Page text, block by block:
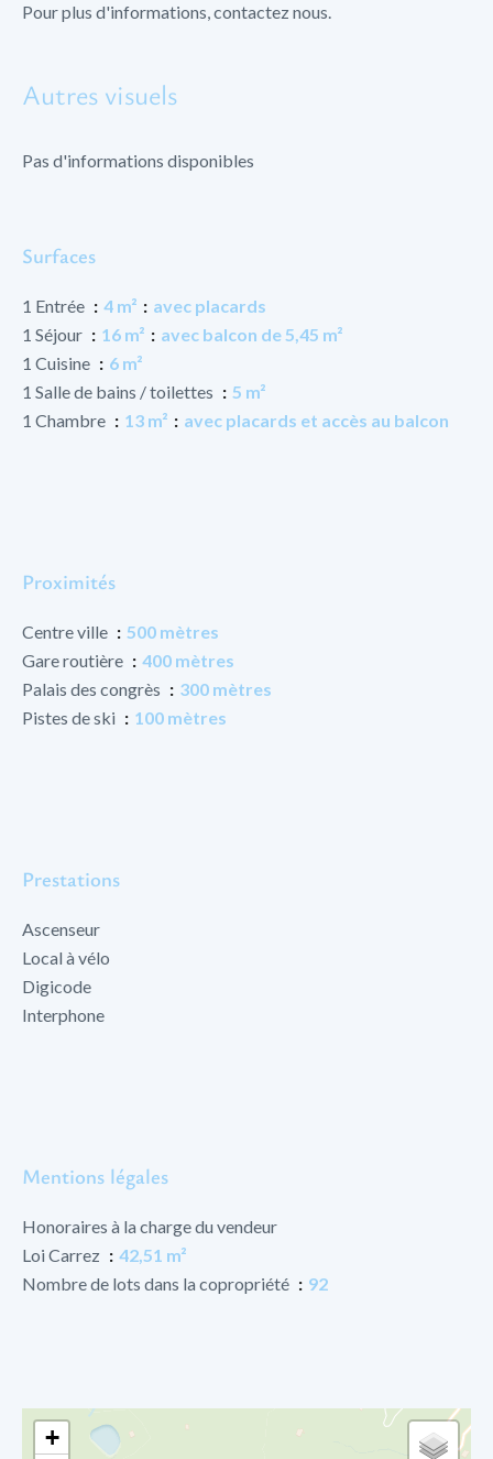
Pour plus d'informations, contactez nous.
Autres visuels
Pas d'informations disponibles
Surfaces
1 Entrée 4 m²
avec placards
1 Séjour
16 m²
avec balcon de 5,45 m²
1 Cuisine
6 m²
1 Salle de bains / toilettes
5 m²
1 Chambre
13 m² avec placards et accès au balcon
Proximités
Centre ville
500 mètres
Gare routière
400 mètres
Palais des congrès
300 mètres
Pistes de ski
100 mètres
Prestations
Ascenseur
Local à vélo
Digicode
Interphone
Mentions légales
Honoraires à la charge du vendeur
Loi Carrez
42,51 m²
Nombre de lots dans la copropriété
92
+